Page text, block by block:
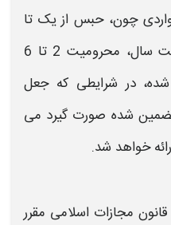
چون، حبس از یک تا
ده سال، حبس از پنج تا‌ بیست سال، محرومیت 2 تا 6
در شرایطی کهجعل
شده صورت گیرد می
خواهد شد.
مجازات اسلامی مقرر